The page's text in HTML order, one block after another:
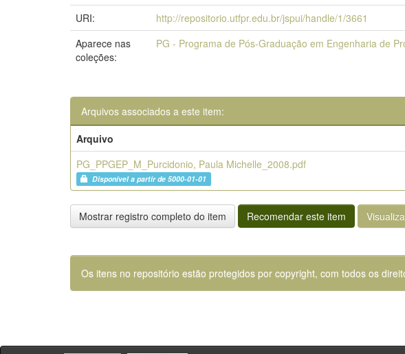
URI:
http://repositorio.utfpr.edu.br/jspui/handle/1/3661
Aparece nas
coleções:
PG - Programa de Pós-Graduação em Engenharia de
Arquivos associados a este item:
Arquivo
PG_PPGEP_M_Purcidonio, Paula Michelle_2008.pdf
Disponível a partir de 5000-01-01
Mostrar registro completo do item Recomendar este item
Os itens no repositório estão protegidos por copyright, com todos os